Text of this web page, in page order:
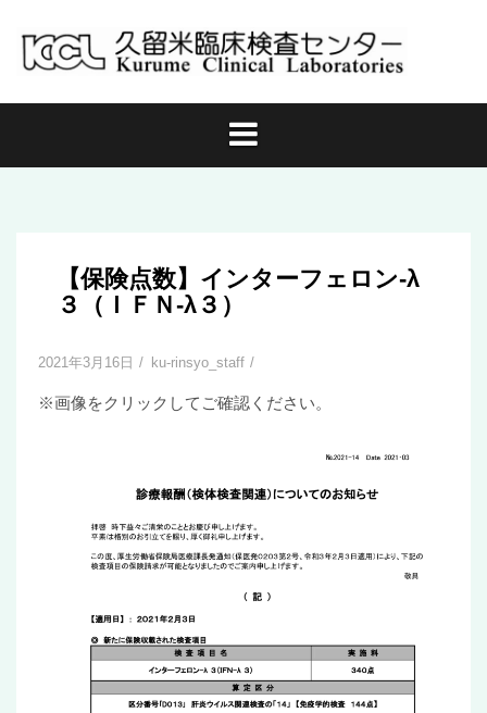
ス
【保険点数】インターフェロン-λ
３（ＩＦＮ-λ３）
2021年3月16日 ku-rinsyo_staff
※画像をクリックしてご確認ください。